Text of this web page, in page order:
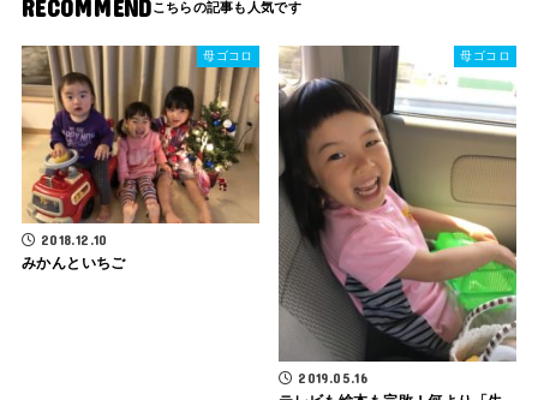
RECOMMEND
母ゴコロ
2018.12.10
みかんといちご
母ゴコロ
2019.05.16